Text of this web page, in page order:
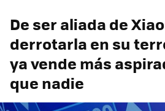
De ser aliada de
derrotarla en su
ya vende más
que nadie